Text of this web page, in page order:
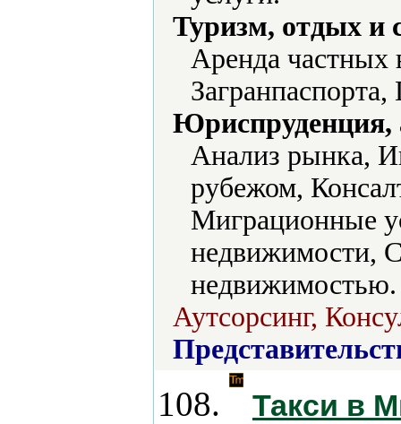
Туризм, отдых и
Аренда частных
Юриспруденция,
Анализ рынка,
рубежом,
Миграционные
недвижимости,
недвижимостью.
Аутсорсинг,
108.
Такси в